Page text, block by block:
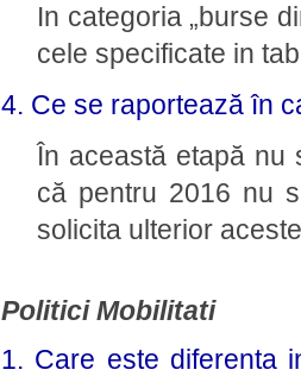
In categoria „burse
cele specificate in
4. Ce se raportează în
În această etapă nu
că pentru 2016 nu
solicita ulterior
Politici Mobilitati
1. Care este diferenta